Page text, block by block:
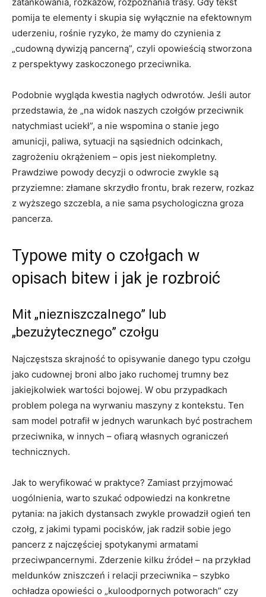
pomija te elementy i skupia się wyłącznie na efektownym
uderzeniu, rośnie ryzyko, że mamy do czynienia z
„cudowną dywizją pancerną”, czyli opowieścią stworzona
z perspektywy zaskoczonego przeciwnika.
Podobnie wygląda kwestia nagłych odwrotów. Jeśli autor
przedstawia, że „na widok naszych czołgów przeciwnik
natychmiast uciekł”, a nie wspomina o stanie jego
amunicji, paliwa, sytuacji na sąsiednich odcinkach,
zagrożeniu okrążeniem – opis jest niekompletny.
Prawdziwe powody decyzji o odwrocie zwykle są
przyziemne: złamane skrzydło frontu, brak rezerw, rozkaz
z wyższego szczebla, a nie sama psychologiczna groza
pancerza.
Typowe mity o czołgach w
opisach bitew i jak je rozbroić
Mit „niezniszczalnego” lub
„bezużytecznego” czołgu
Najczęstsza skrajność to opisywanie danego typu czołgu
jako cudownej broni albo jako ruchomej trumny bez
jakiejkolwiek wartości bojowej. W obu przypadkach
problem polega na wyrwaniu maszyny z kontekstu. Ten
sam model potrafił w jednych warunkach być postrachem
przeciwnika, w innych – ofiarą własnych ograniczeń
technicznych.
Jak to weryfikować w praktyce? Zamiast przyjmować
uogólnienia, warto szukać odpowiedzi na konkretne
pytania: na jakich dystansach zwykle prowadził ogień ten
czołg, z jakimi typami pocisków, jak radził sobie jego
pancerz z najczęściej spotykanymi armatami
przeciwpancernymi. Zderzenie kilku źródeł – na przykład
meldunków zniszczeń i relacji przeciwnika – szybko
ochładza opowieści o „kuloodpornych potworach” czy